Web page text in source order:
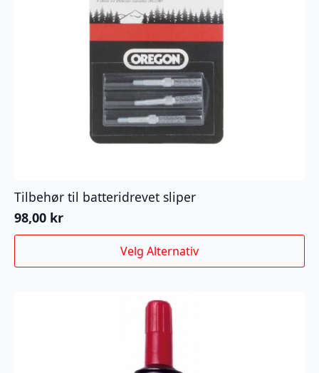
Tilbehør til batteridrevet sliper
98,00 kr
Velg Alternativ
Dette